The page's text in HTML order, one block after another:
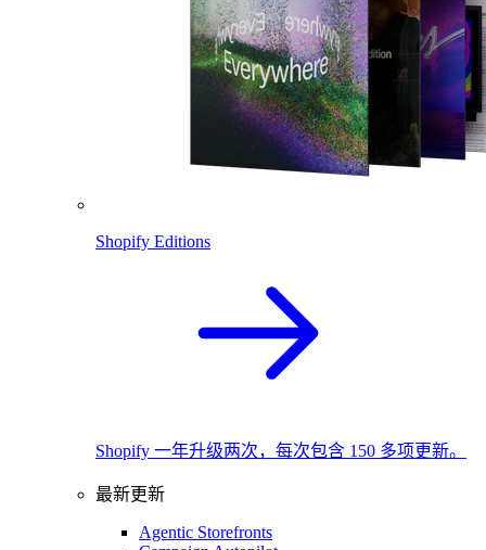
Shopify Editions
Shopify 一年升级两次，每次包含 150 多项更新。
最新更新
Agentic Storefronts